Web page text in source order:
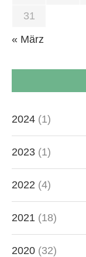
31
« März
2024 (1)
2023 (1)
2022 (4)
2021 (18)
2020 (32)